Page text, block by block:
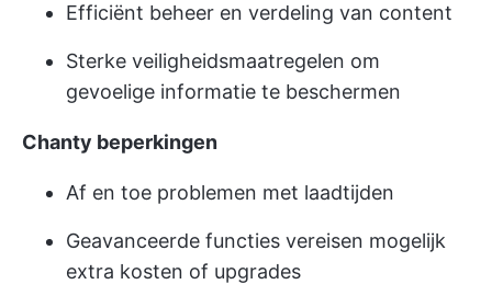
Efficiënt beheer en verdeling van content
Sterke veiligheidsmaatregelen om
gevoelige informatie te beschermen
Chanty beperkingen
Af en toe problemen met laadtijden
Geavanceerde functies vereisen mogelijk
extra kosten of upgrades